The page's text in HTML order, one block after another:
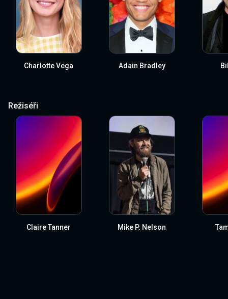
Charlotte Vega Adain Bradley
Režiséři
Claire Tanner Mike P. Nelson